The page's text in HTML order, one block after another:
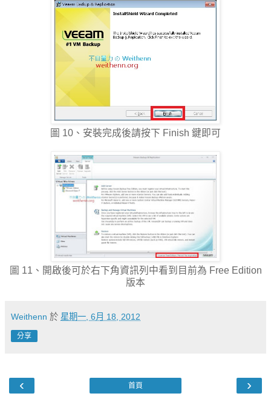
圖 10、安裝完成後請按下 Finish 鍵即可
圖 11、開啟後可於右下角資訊列中看到目前為 Free Edition
版本
Weithenn 於 星期一, 6月 18, 2012
分享
‹ ›
首頁